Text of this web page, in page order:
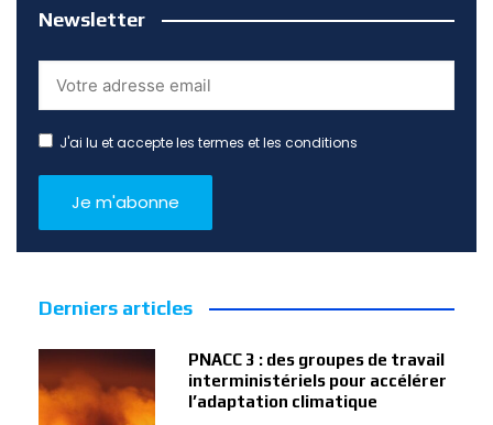
Newsletter
J'ai lu et accepte les termes et les conditions
Derniers articles
PNACC 3 : des groupes de travail
interministériels pour accélérer
l’adaptation climatique